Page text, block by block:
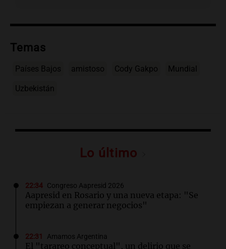
Temas
Países Bajos amistoso Cody Gakpo Mundial
Uzbekistán
Lo último
22:34 Congreso Aapresid 2026
Aapresid en Rosario y una nueva etapa: "Se
empiezan a generar negocios"
22:31 Amamos Argentina
El "tarareo conceptual", un delirio que se